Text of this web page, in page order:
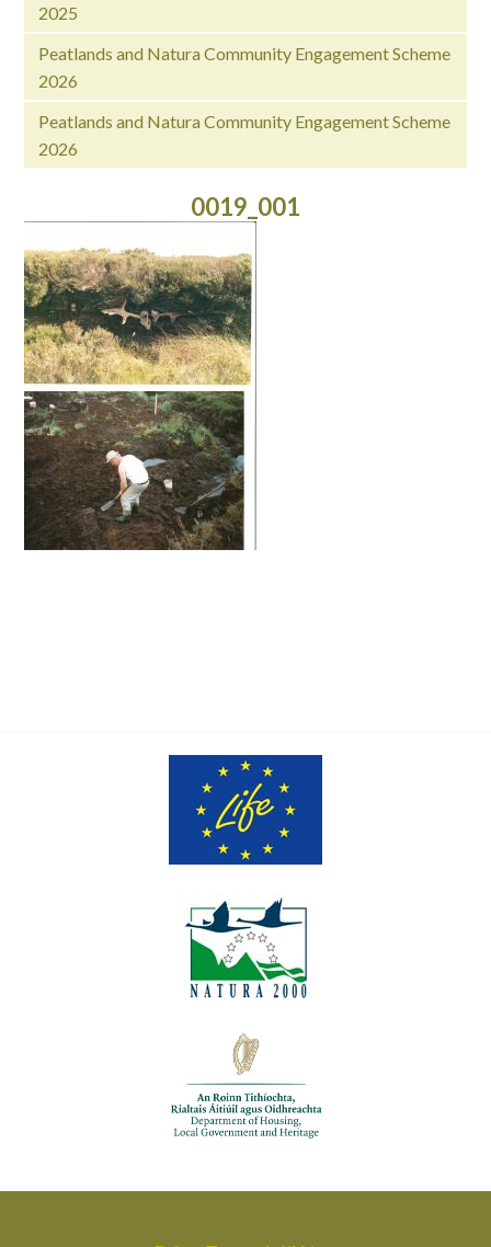
2025
Peatlands and Natura Community Engagement Scheme
2026
Peatlands and Natura Community Engagement Scheme
2026
0019_001